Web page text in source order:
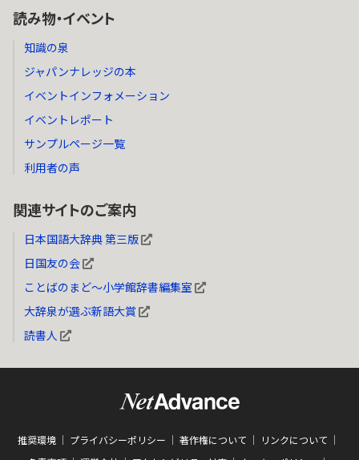
読み物・イベント
知識の泉
ジャパンナレッジの本
イベントインフォメーション
イベントレポート
サンプルページ一覧
利用者の声
関連サイトのご案内
日本国語大辞典 第三版
日国友の会
ことばのまど～小学館辞書編集室
大辞泉が選ぶ新語大賞
読書人
推奨環境 プライバシーポリシー 著作権について
リンクについて